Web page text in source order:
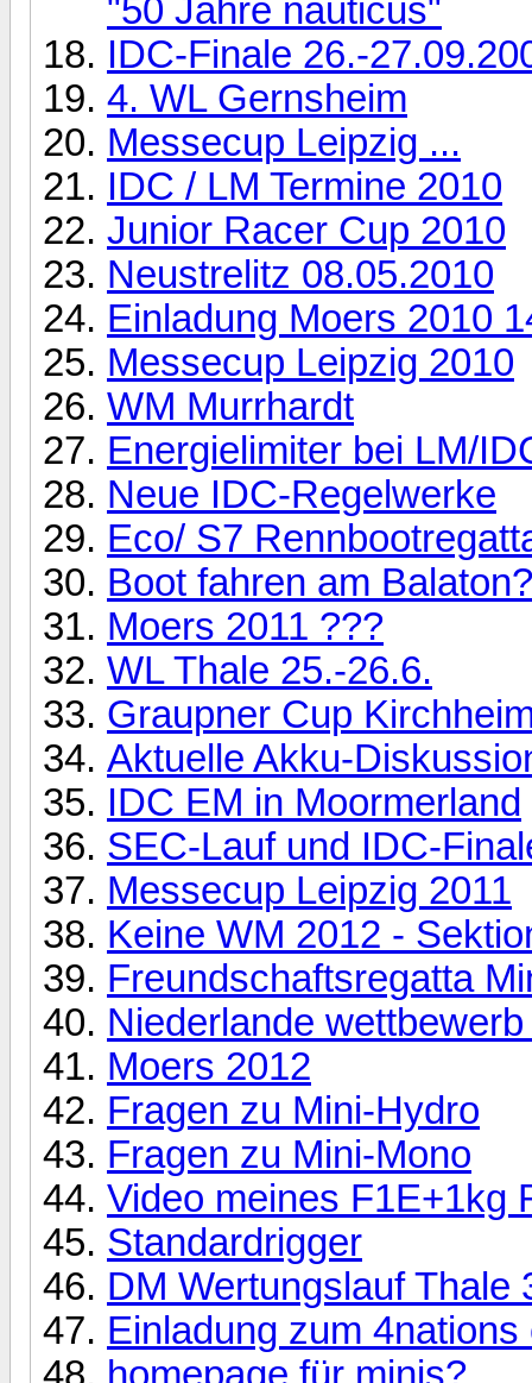
"50 Jahre nauticus"
IDC-Finale 26.-
4. WL Gernsheim
Messecup Leipzig ...
IDC / LM Termine 2010
Junior Racer Cup 2010
Neustrelitz 08.05.2010
Einladung Moers 2010
Messecup Leipzig 2010
WM Murrhardt
Energielimiter bei LM/
Neue IDC-Regelwerke
Eco/ S7
Boot fahren am Balaton?
Moers 2011 ???
WL Thale 25.-26.6.
Graupner Cup
Aktuelle Akku-
IDC EM in Moormerland
SEC-Lauf und IDC-
Messecup Leipzig 2011
Keine WM 2012 -
Freundschaftsregatta
Niederlande
Moers 2012
Fragen zu Mini-Hydro
Fragen zu Mini-Mono
Video meines F1E+1kg
Standardrigger
DM Wertungslauf Thale
Einladung zum
homepage für minis?